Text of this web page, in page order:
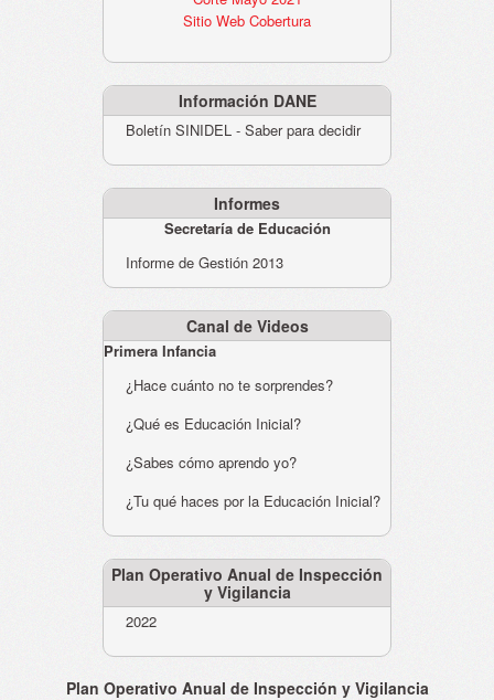
Sitio Web Cobertura
Información DANE
Boletín SINIDEL - Saber para decidir
Informes
Secretaría de Educación
Informe de Gestión 2013
Canal de Videos
Primera Infancia
¿Hace cuánto no te sorprendes?
¿Qué es Educación Inicial?
¿Sabes cómo aprendo yo?
¿Tu qué haces por la Educación Inicial?
Plan Operativo Anual de Inspección
y Vigilancia
2022
Plan Operativo Anual de Inspección y Vigilancia